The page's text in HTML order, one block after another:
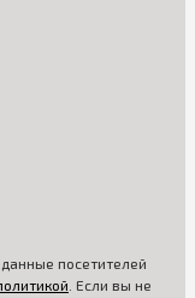
посетителей
. Если вы не